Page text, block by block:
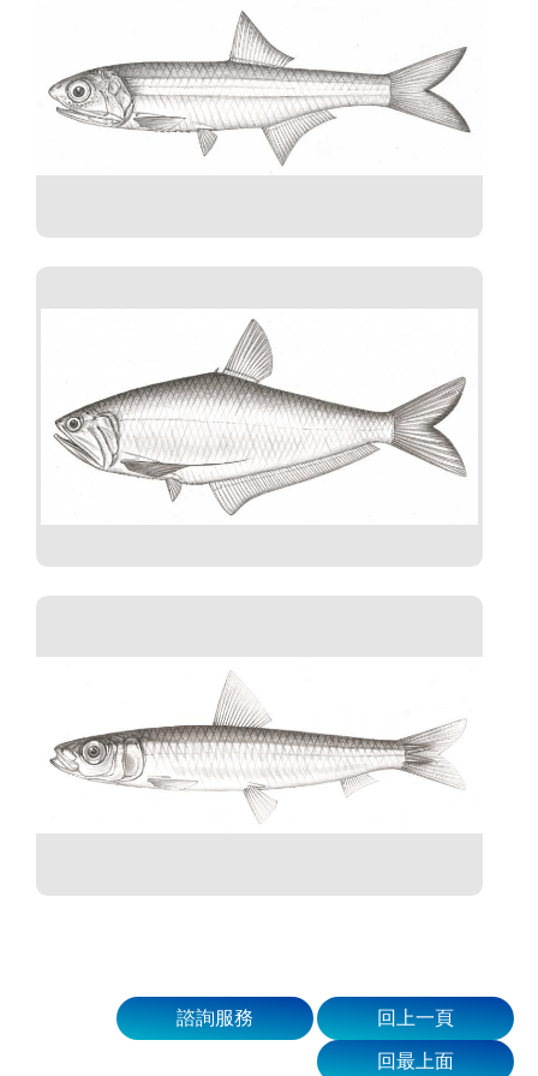
諮詢服務 回上一頁
回最上面